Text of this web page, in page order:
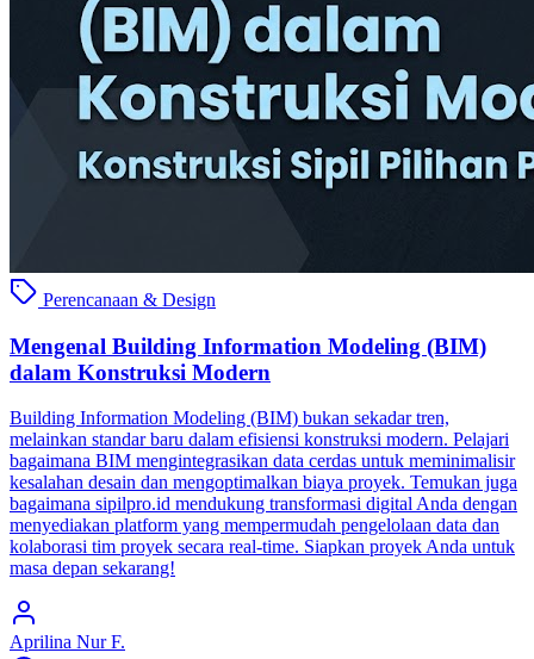
Perencanaan & Design
Mengenal Building Information Modeling (BIM)
dalam Konstruksi Modern
Building Information Modeling (BIM) bukan sekadar tren,
melainkan standar baru dalam efisiensi konstruksi modern. Pelajari
bagaimana BIM mengintegrasikan data cerdas untuk meminimalisir
kesalahan desain dan mengoptimalkan biaya proyek. Temukan juga
bagaimana sipilpro.id mendukung transformasi digital Anda dengan
menyediakan platform yang mempermudah pengelolaan data dan
kolaborasi tim proyek secara real-time. Siapkan proyek Anda untuk
masa depan sekarang!
Aprilina Nur F.